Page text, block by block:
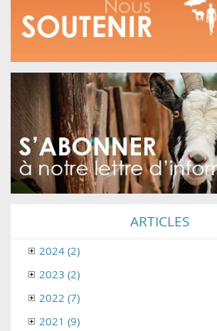
ARTICLES
2024 (2)
2023 (2)
2022 (7)
2021 (9)